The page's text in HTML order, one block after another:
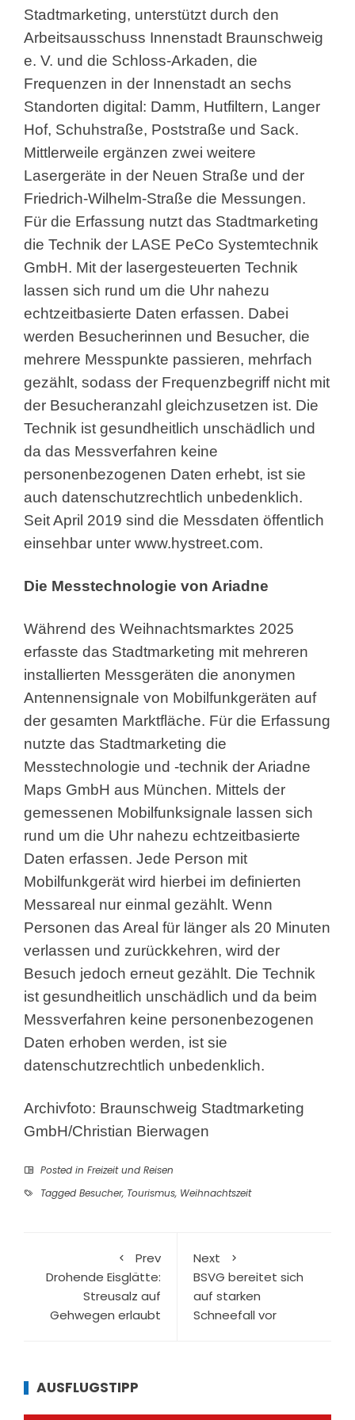
Stadtmarketing, unterstützt durch den
Arbeitsausschuss Innenstadt Braunschweig
e. V. und die Schloss-Arkaden, die
Frequenzen in der Innenstadt an sechs
Standorten digital: Damm, Hutfiltern, Langer
Hof, Schuhstraße, Poststraße und Sack.
Mittlerweile ergänzen zwei weitere
Lasergeräte in der Neuen Straße und der
Friedrich-Wilhelm-Straße die Messungen.
Für die Erfassung nutzt das Stadtmarketing
die Technik der LASE PeCo Systemtechnik
GmbH. Mit der lasergesteuerten Technik
lassen sich rund um die Uhr nahezu
echtzeitbasierte Daten erfassen. Dabei
werden Besucherinnen und Besucher, die
mehrere Messpunkte passieren, mehrfach
gezählt, sodass der Frequenzbegriff nicht mit
der Besucheranzahl gleichzusetzen ist. Die
Technik ist gesundheitlich unschädlich und
da das Messverfahren keine
personenbezogenen Daten erhebt, ist sie
auch datenschutzrechtlich unbedenklich.
Seit April 2019 sind die Messdaten öffentlich
einsehbar unter www.hystreet.com.
Die Messtechnologie von Ariadne
Während des Weihnachtsmarktes 2025
erfasste das Stadtmarketing mit mehreren
installierten Messgeräten die anonymen
Antennensignale von Mobilfunkgeräten auf
der gesamten Marktfläche. Für die Erfassung
nutzte das Stadtmarketing die
Messtechnologie und -technik der Ariadne
Maps GmbH aus München. Mittels der
gemessenen Mobilfunksignale lassen sich
rund um die Uhr nahezu echtzeitbasierte
Daten erfassen. Jede Person mit
Mobilfunkgerät wird hierbei im definierten
Messareal nur einmal gezählt. Wenn
Personen das Areal für länger als 20 Minuten
verlassen und zurückkehren, wird der
Besuch jedoch erneut gezählt. Die Technik
ist gesundheitlich unschädlich und da beim
Messverfahren keine personenbezogenen
Daten erhoben werden, ist sie
datenschutzrechtlich unbedenklich.
Archivfoto: Braunschweig Stadtmarketing
GmbH/Christian Bierwagen
Posted in Freizeit und Reisen
Tagged Besucher, Tourismus, Weihnachtszeit
Prev
Drohende Eisglätte:
Streusalz auf
Gehwegen erlaubt
Next
BSVG bereitet sich
auf starken
Schneefall vor
AUSFLUGSTIPP